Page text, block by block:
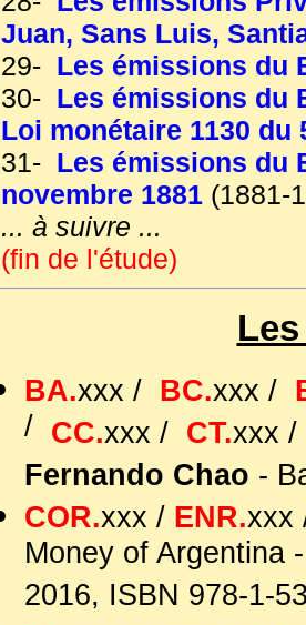
Juan, Sans Luis,
29- Les émissions du
30- Les émissions du
Loi monétaire 1130 du
31- Les émissions du
novembre 1881 (1881-
... à suivre ...
(fin de l'étude)
BA.xxx / BC.xxx /
/ CC.xxx / CT.xxx
Fernando Chao -
COR.xxx / ENR.
Money of Argentina
2016, ISBN 978-1-